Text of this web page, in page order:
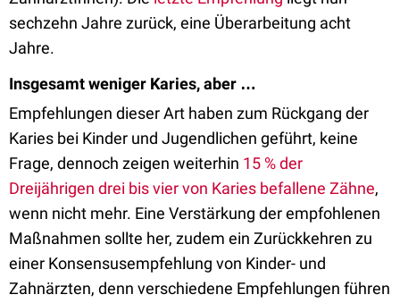
sechzehn Jahre zurück, eine Überarbeitung acht
Jahre.
Insgesamt weniger Karies, aber …
Empfehlungen dieser Art haben zum Rückgang der
Karies bei Kinder und Jugendlichen geführt, keine
Frage, dennoch zeigen weiterhin 15 % der
Dreijährigen drei bis vier von Karies befallene Zähne,
wenn nicht mehr. Eine Verstärkung der empfohlenen
Maßnahmen sollte her, zudem ein Zurückkehren zu
einer Konsensusempfehlung von Kinder- und
Zahnärzten, denn verschiedene Empfehlungen führen